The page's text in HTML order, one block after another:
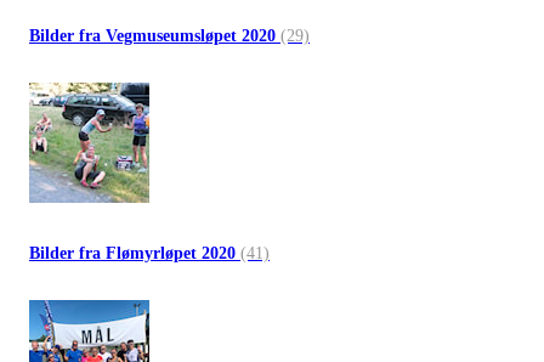
Bilder fra Vegmuseumsløpet 2020 (29)
Bilder fra Flømyrløpet 2020 (41)